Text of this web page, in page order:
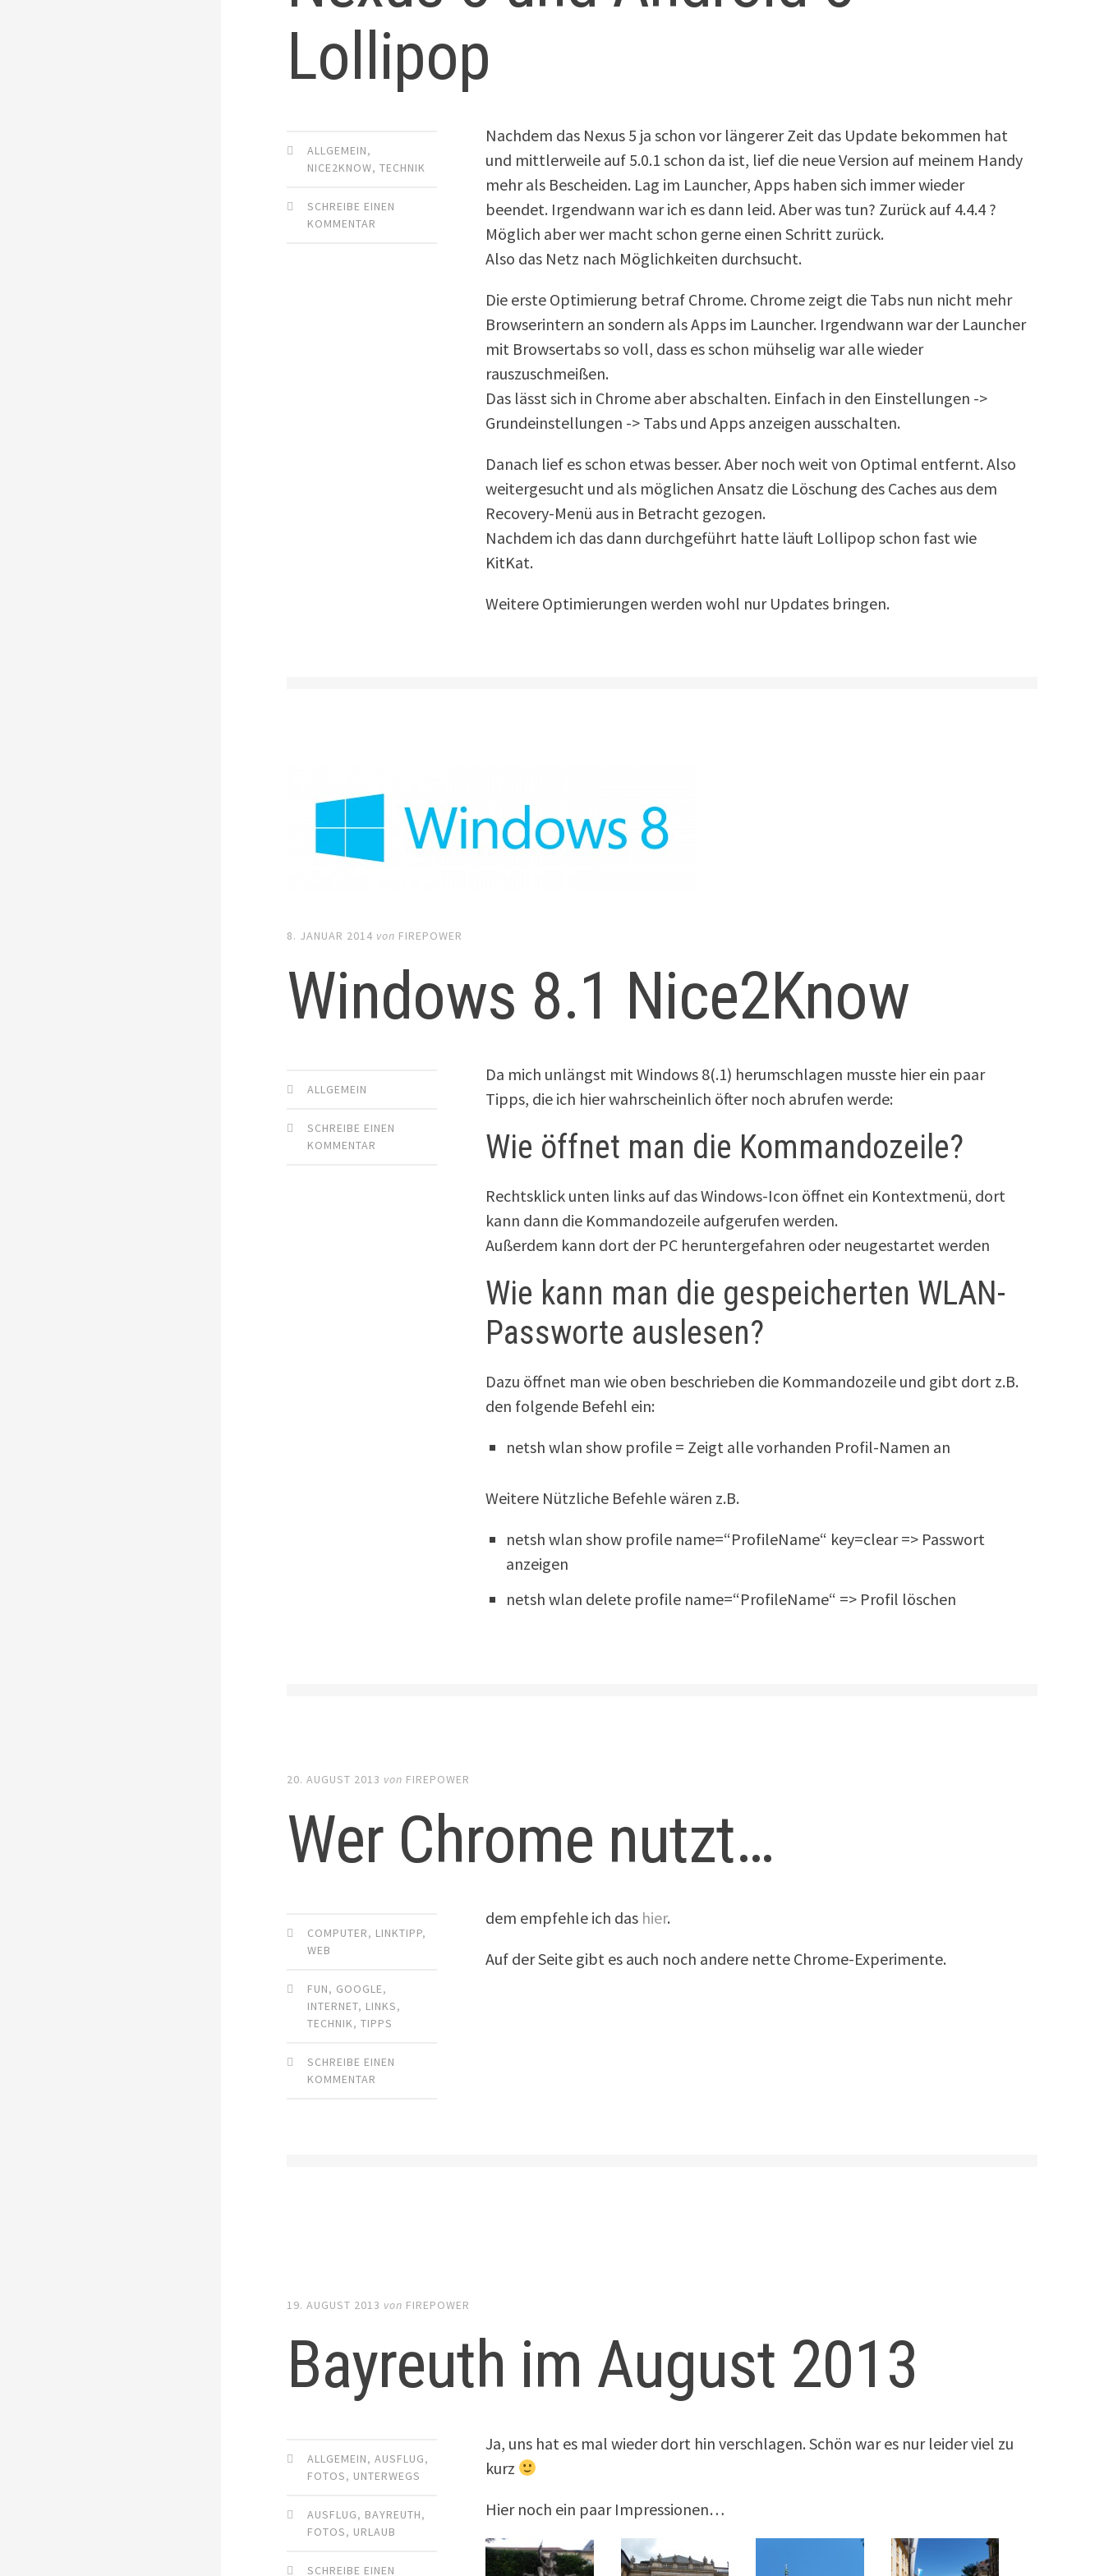
Lollipop
ALLGEMEIN,
NICE2KNOW,TECHNIK
SCHREIBE EINEN
KOMMENTAR
Nachdem das Nexus 5 ja schon vor längerer Zeit das Update bekommen hat
und mittlerweile auf 5.0.1 schon da ist, lief die neue Version auf meinem Handy
mehr als Bescheiden. Lag im Launcher, Apps haben sich immer wieder
beendet. Irgendwann war ich es dann leid. Aber was tun? Zurück auf 4.4.4 ?
Möglich aber wer macht schon gerne einen Schritt zurück.
Also das Netz nach Möglichkeiten durchsucht.
Die erste Optimierung betraf Chrome. Chrome zeigt die Tabs nun nicht mehr
Browserintern an sondern als Apps im Launcher. Irgendwann war der Launcher
mit Browsertabs so voll, dass es schon mühselig war alle wieder
rauszuschmeißen.
Das lässt sich in Chrome aber abschalten. Einfach in den Einstellungen ->
Grundeinstellungen -> Tabs und Apps anzeigen ausschalten.
Danach lief es schon etwas besser. Aber noch weit von Optimal entfernt. Also
weitergesucht und als möglichen Ansatz die Löschung des Caches aus dem
Recovery-Menü aus in Betracht gezogen.
Nachdem ich das dann durchgeführt hatte läuft Lollipop schon fast wie
KitKat.
Weitere Optimierungen werden wohl nur Updates bringen.
8. JANUAR 2014 von FIREPOWER
Windows 8.1 Nice2Know
ALLGEMEIN
SCHREIBE EINEN
KOMMENTAR
Da mich unlängst mit Windows 8(.1) herumschlagen musste hier ein paar
Tipps, die ich hier wahrscheinlich öfter noch abrufen werde:
Wie öffnet man die Kommandozeile?
Rechtsklick unten links auf das Windows-Icon öffnet ein Kontextmenü, dort
kann dann die Kommandozeile aufgerufen werden.
Außerdem kann dort der PC heruntergefahren oder neugestartet werden
Wie kann man die gespeicherten WLAN-
Passworte auslesen?
Dazu öffnet man wie oben beschrieben die Kommandozeile und gibt dort z.B.
den folgende Befehl ein:
netsh wlan show profile = Zeigt alle vorhanden Profil-Namen an
Weitere Nützliche Befehle wären z.B.
netsh wlan show profile name=“ProfileName“ key=clear => Passwort
anzeigen
netsh wlan delete profile name=“ProfileName“ => Profil löschen
20. AUGUST 2013 von FIREPOWER
Wer Chrome nutzt…
COMPUTER, LINKTIPP,
WEB
FUN, GOOGLE,
INTERNET, LINKS,
TECHNIK,TIPPS
SCHREIBE EINEN
KOMMENTAR
dem empfehle ich das hier.
Auf der Seite gibt es auch noch andere nette Chrome-Experimente.
19. AUGUST 2013 von FIREPOWER
Bayreuth im August 2013
ALLGEMEIN,AUSFLUG,
FOTOS, UNTERWEGS
AUSFLUG, BAYREUTH,
FOTOS, URLAUB
SCHREIBE EINEN
Ja, uns hat es mal wieder dort hin verschlagen. Schön war es nur leider viel zu
kurz
Hier noch ein paar Impressionen…